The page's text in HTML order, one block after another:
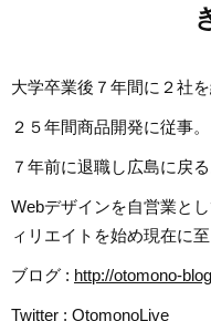
大学卒業後７年間に２社
２５年間商品開発に従事。
７年前に退職し広島に戻る
Webデザインを自営業と
ィリエイトを始め現在に至
ブログ : http://otomono-
Twitter : OtomonoLive